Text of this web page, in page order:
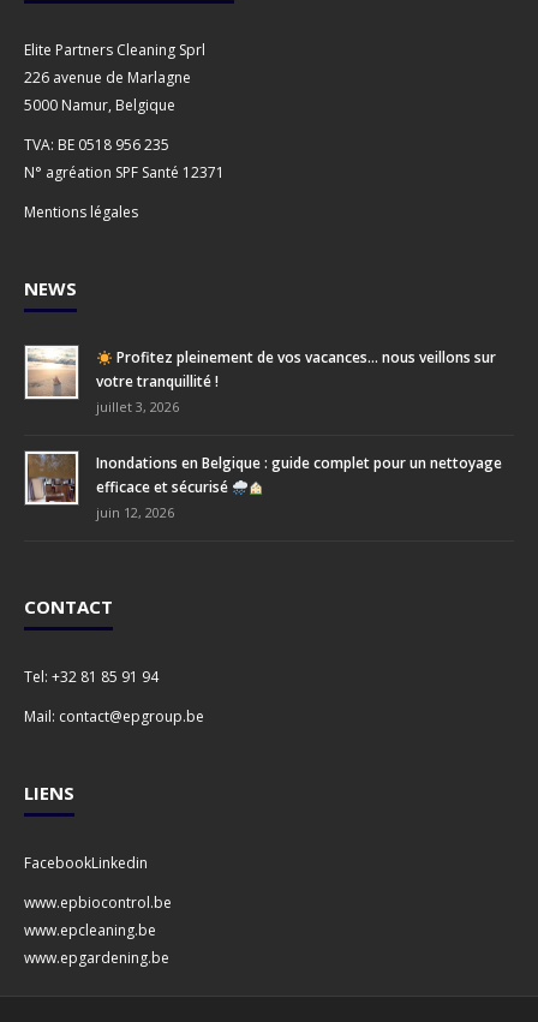
Elite Partners Cleaning Sprl
226 avenue de Marlagne
5000 Namur, Belgique
TVA: BE 0518 956 235
N° agréation SPF Santé 12371
Mentions légales
NEWS
Profitez pleinement de vos vacances… nous veillons sur
votre tranquillité !
juillet 3, 2026
Inondations en Belgique : guide complet pour un nettoyage
efficace et sécurisé
juin 12, 2026
CONTACT
Tel: +32 81 85 91 94
Mail: contact@epgroup.be
LIENS
FacebookLinkedin
www.epbiocontrol.be
www.epcleaning.be
www.epgardening.be